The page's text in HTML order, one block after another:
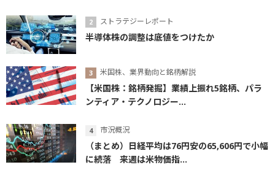
ストラテジーレポート
半導体株の調整は底値をつけたか
米国株、業界動向と銘柄解説
【米国株：銘柄発掘】業績上振れ5銘柄、パラ
ンティア・テクノロジー...
市況概況
（まとめ）日経平均は76円安の65,606円で小幅
に続落 来週は米物価指...